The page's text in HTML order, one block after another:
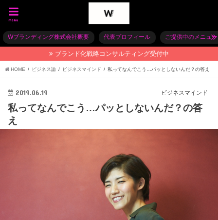
menu
Wブランディング株式会社概要 代表プロフィール ご提供中のメニュー
ブランド化戦略コンサルティング受付中
HOME ビジネス論 ビジネスマインド 私ってなんでこう…パッとしないんだ？の答え
ビジネスマインド
2019.06.19
私ってなんでこう…パッとしないんだ？の答
え